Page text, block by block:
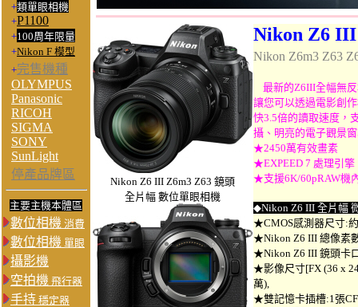
+類單眼相機
+P1100
+100周年限量
+Nikon F 模型
+完售機種
OLYMPUS
Panasonic
RICOH
SIGMA
SONY
SunLight
停產品牌區
主要主機本體區
數位相機 消費
數位相機 單眼
攝影機
空拍機 飛行器
手持 穩定器
Nikon Z6 III Z6m3 Z63 鏡頭
全片幅 數位單眼相機
Nikon Z6 III
Nikon Z6m3 Z63
最新的Z6III全幅無
讓您可以透過電影創
快3.5倍的讀取速度，
攝、明亮的電子觀景
★2450萬有效畫素
★EXPEED 7 處理引擎
★支援6K/60pRAW機
◆Nikon Z6 III 全片幅
★CMOS感測器尺寸:
★Nikon Z6 III 總像素
★Nikon Z6 III 鏡頭卡
★影像尺寸[FX (36 x
萬),
★雙記憶卡插槽:1張